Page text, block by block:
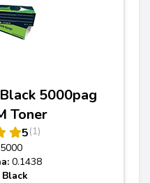
5000pag
Toner
5(1)
5000
0.1438